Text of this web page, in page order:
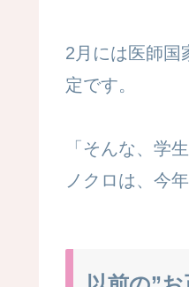
2月には医師国
定です。
「 そんな、学
ノクロは、今